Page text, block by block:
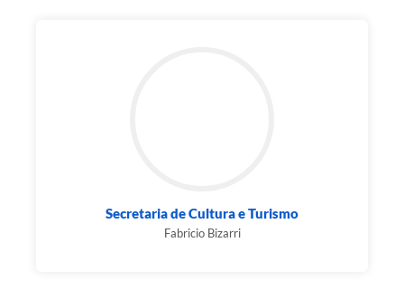
Secretaria de Cultura e Turismo
Fabricio Bizarri